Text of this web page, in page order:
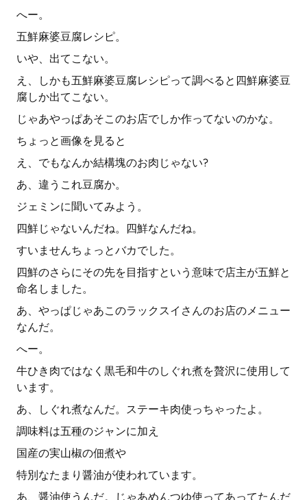
へー。
五鮮麻婆豆腐レシピ。
いや、出てこない。
え、しかも五鮮麻婆豆腐レシピって調べると四鮮麻婆豆
腐しか出てこない。
じゃあやっぱあそこのお店でしか作ってないのかな。
ちょっと画像を見ると
え、でもなんか結構塊のお肉じゃない?
あ、違うこれ豆腐か。
ジェミンに聞いてみよう。
四鮮じゃないんだね。四鮮なんだね。
すいませんちょっとバカでした。
四鮮のさらにその先を目指すという意味で店主が五鮮と
命名しました。
あ、やっぱじゃあこのラックスイさんのお店のメニュー
なんだ。
へー。
牛ひき肉ではなく黒毛和牛のしぐれ煮を贅沢に使用して
います。
あ、しぐれ煮なんだ。ステーキ肉使っちゃったよ。
調味料は五種のジャンに加え
国産の実山椒の佃煮や
特別なたまり醤油が使われています。
あ、醤油使うんだ。じゃあめんつゆ使ってあってたんだ